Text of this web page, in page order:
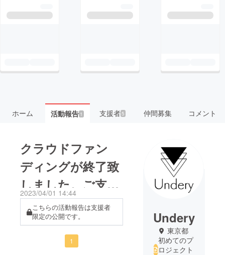
ホーム 活動報告1 支援者5 仲間募集 コメント
クラウドファン
ディングが終了致
しました。ご支援
を賜りまして、誠
にありがとうござ
いました。
2023/04/01 14:44
こちらの活動報告は支援者
限定の公開です。
1
Undery
東京都
初めてのプ
ロジェクト